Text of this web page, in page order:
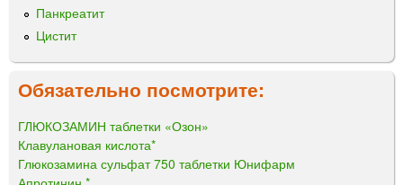
Панкреатит
Цистит
Обязательно посмотрите:
ГЛЮКОЗАМИН таблетки «Озон»
Клавулановая кислота*
Глюкозамина сульфат 750 таблетки Юнифарм